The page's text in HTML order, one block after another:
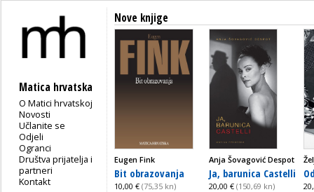
Matica hrvatska
O Matici hrvatskoj
Novosti
Učlanite se
Odjeli
Ogranci
Društva prijatelja i
partneri
Kontakt
Nove knjige
Eugen Fink
Bit obrazovanja
10,00 € (75,35 kn)
Anja Šovagović Despot
Ja, barunica Castelli
20,00 € (150,69 kn)